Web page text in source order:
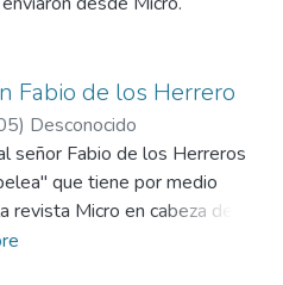
Fabio de los Herrero
) Desconocido
señor Fabio de los Herreros
que tiene por medio
revista Micro en cabeza de su
en la página que el